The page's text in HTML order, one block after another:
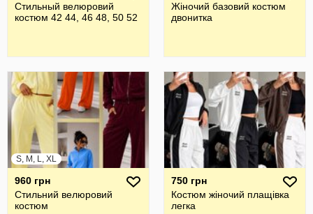
Стильный велюровий
костюм 42 44, 46 48, 50 52
Жіночий базовий костюм
двонитка
S, M, L, XL
960 грн
Стильний велюровий
костюм
750 грн
Костюм жіночий плащівка
легка